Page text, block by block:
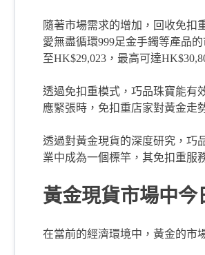
隨著市場需求的增加，回收免扣
愛無盡循環999足金手鐲等產品
至HK$29,023，最高可達
透過免扣重模式，巧品珠寶能有
應緊張時，免扣重店家對黃金走
透過對黃金現貨的深度研究，巧
業中成為一個標竿，其免扣重服
黃金現貨市場中今
在當前的經濟環境中，黃金的市